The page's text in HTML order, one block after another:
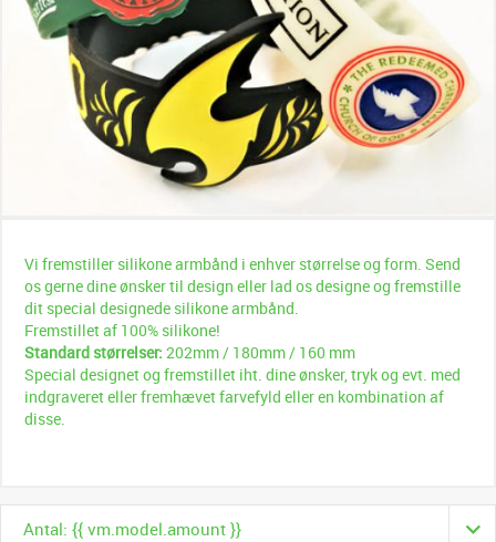
Vi fremstiller silikone armbånd i enhver størrelse og form. Send
os gerne dine ønsker til design eller lad os designe og fremstille
dit special designede silikone armbånd.
Fremstillet af 100% silikone!
Standard størrelser: 202mm / 180mm / 160 mm
Special designet og fremstillet iht. dine ønsker, tryk og evt. med
indgraveret eller fremhævet farvefyld eller en kombination af
disse.
Antal: {{ vm.model.amount }}